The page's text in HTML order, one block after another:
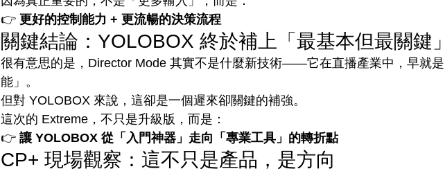
👉 更好的控制能力 + 更流暢的決策流程
關鍵結論：YOLOBOX 終於補上「最基本但最關鍵
很有意思的是，Director Mode 其實不是什麼新技術——它在直播產業中，早就
能」。
但對 YOLOBOX 來說，這卻是一個遲來卻關鍵的補強。
這次的 Extreme，不只是升級版，而是：
👉 讓 YOLOBOX 從「入門神器」走向「專業工具」的轉折點
CP+ 現場觀察：這不只是產品，是方向